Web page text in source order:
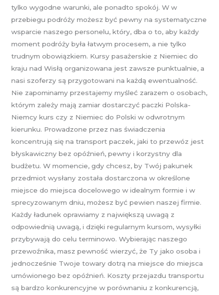
tylko wygodne warunki, ale ponadto spokój. W w
przebiegu podróży możesz być pewny na systematyczne
wsparcie naszego personelu, który, dba o to, aby każdy
moment podróży była łatwym procesem, a nie tylko
trudnym obowiązkiem. Kursy pasażerskie z Niemiec do
kraju nad Wisłą organizowana jest zawsze punktualnie, a
nasi szoferzy są przygotowani na każdą ewentualność.
Nie zapominamy przestajemy myśleć zarazem o osobach,
którym zależy mają zamiar dostarczyć paczki Polska-
Niemcy kurs czy z Niemiec do Polski w odwrotnym
kierunku. Prowadzone przez nas świadczenia
koncentrują się na transport paczek, jaki to przewóz jest
błyskawiczny bez opóźnień, pewny i korzystny dla
budżetu. W momencie, gdy chcesz, by Twój pakunek
przedmiot wysłany została dostarczona w określone
miejsce do miejsca docelowego w idealnym formie i w
sprecyzowanym dniu, możesz być pewien naszej firmie.
Każdy ładunek oprawiamy z największą uwagą z
odpowiednią uwagą, i dzięki regularnym kursom, wysyłki
przybywają do celu terminowo. Wybierając naszego
przewoźnika, masz pewność wierzyć, że Ty jako osoba i
jednocześnie Twoje towary dotrą na miejsce do miejsca
umówionego bez opóźnień. Koszty przejazdu transportu
są bardzo konkurencyjne w porównaniu z konkurencją,